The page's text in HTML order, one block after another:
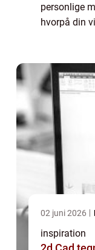
personlige
hvorpå din
02 juni 2026
inspiration